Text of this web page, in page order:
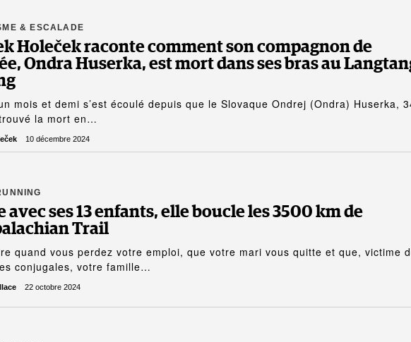
& ESCALADE
Holeček raconte comment son compagnon de
Ondra Huserka, est mort dans ses bras au
mois et demi s’est écoulé depuis que le Slovaque Ondrej (Ondra) Huserka,
la mort en…
10 décembre 2024
avec ses 13 enfants, elle boucle les 3500 km de
Trail
quand vous perdez votre emploi, que votre mari vous quitte et que, victime
conjugales, votre famille…
22 octobre 2024